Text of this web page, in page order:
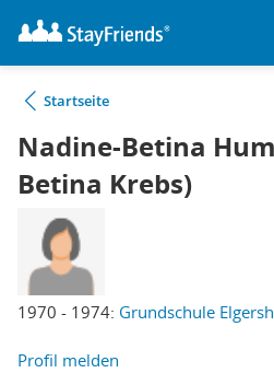
Startseite
Nadine-Betina
Betina Krebs)
1970 - 1974: Grundschule
Profil melden